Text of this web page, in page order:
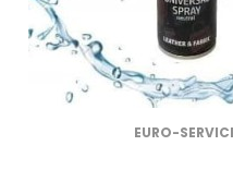
EURO-